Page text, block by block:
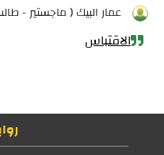
عمار البيك ( ماجستير -
الاقتباس